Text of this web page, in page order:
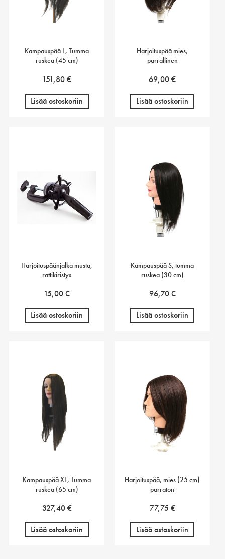
Kampauspää L, Tumma
ruskea (45 cm)
151,80€
Lisää ostoskoriin
Harjoituspää mies,
parrallinen
69,00€
Lisää ostoskoriin
Harjoituspäänjalka musta,
rattikiristys
15,00€
Lisää ostoskoriin
Kampauspää S, tumma
ruskea (30 cm)
96,70€
Lisää ostoskoriin
Kampauspää XL, Tumma
ruskea (65 cm)
327,40€
Lisää ostoskoriin
Harjoituspää, mies (25 cm)
parraton
77,75 €
Lisää ostoskoriin